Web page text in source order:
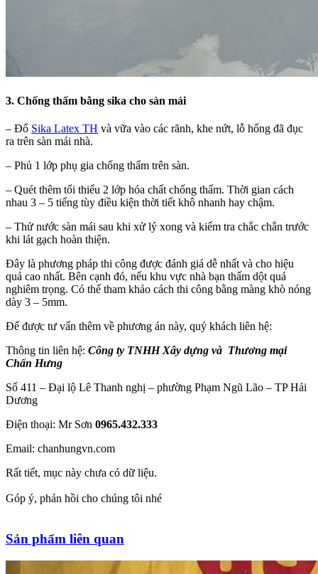
3. Chống thấm bằng sika cho sàn mái
– Đổ Sika Latex TH và vữa vào các rãnh, khe nứt, lỗ hổng đã đục
ra trên sàn mái nhà.
– Phủ 1 lớp phụ gia chống thấm trên sàn.
– Quét thêm tối thiểu 2 lớp hóa chất chống thấm. Thời gian cách
nhau 3 – 5 tiếng tùy điều kiện thời tiết khô nhanh hay chậm.
– Thử nước sàn mái sau khi xử lý xong và kiểm tra chắc chắn trước
khi lát gạch hoàn thiện.
Đây là phương pháp thi công được đánh giá dễ nhất và cho hiệu
quả cao nhất. Bên cạnh đó, nếu khu vực nhà bạn thấm dột quá
nghiêm trọng. Có thể tham khảo cách thi công bằng màng khò nóng
dày 3 – 5mm.
Để được tư vấn thêm về phương án này, quý khách liên hệ:
Thông tin liên hệ: Công ty TNHH Xây dựng và Thương mại
Chấn Hưng
Số 411 – Đại lộ Lê Thanh nghị – phường Phạm Ngũ Lão – TP Hải
Dương
Điện thoại: Mr Sơn 0965.432.333
Email: chanhungvn.com
Rất tiết, mục này chưa có dữ liệu.
Góp ý, phản hồi cho chúng tôi nhé
Sản phẩm liên quan